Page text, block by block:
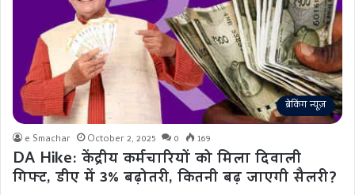
ब्रेकिंग न्यूज़
e Smachar October 2, 2025 0 169
DA Hike: केंद्रीय कर्मचारियों को मिला दिवाली
गिफ्ट, डीए में 3% बढ़ोतरी, कितनी बढ़ जाएगी सैलरी?